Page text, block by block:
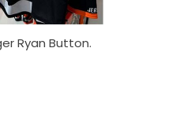
Ryan Button.